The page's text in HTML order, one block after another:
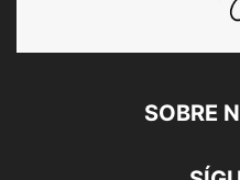
SOBRE